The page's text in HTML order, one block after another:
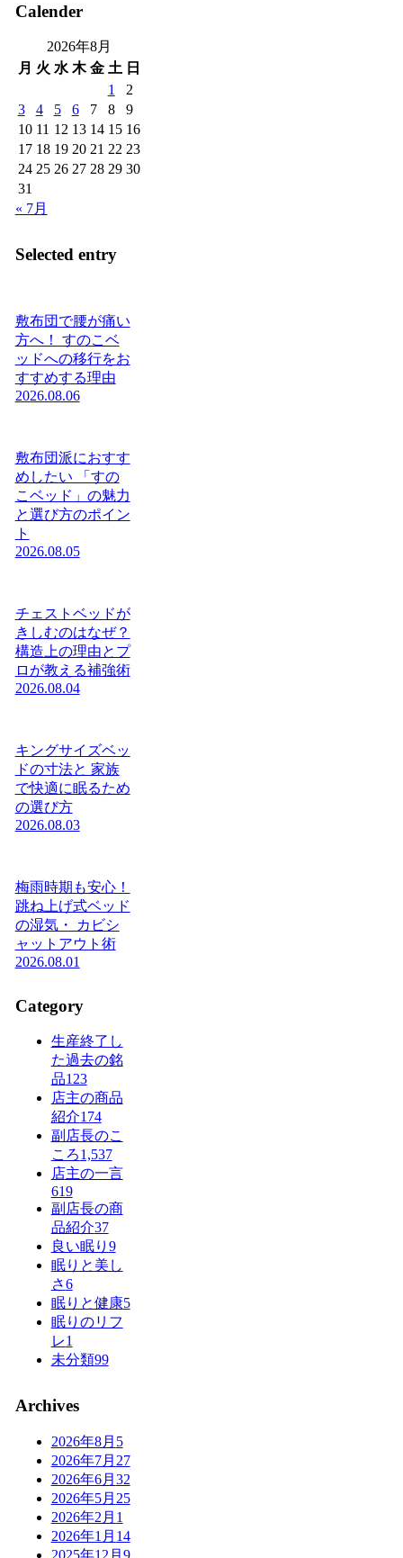
Calender
2026年8月
月 火 水 木 金 土 日
1
2
3
4 5 6 7 8
9
10 11 12 13 14 15 16
17 18 19 20 21 22 23
24 25 26 27 28 29 30
31
« 7月
Selected entry
敷布団で腰が痛い
方へ！ すのこベ
ッドへの移行をお
すすめする理由
2026.08.06
敷布団派におすす
めしたい 「すの
こベッド」の魅力
と選び方のポイン
ト
2026.08.05
チェストベッドが
きしむのはなぜ？
構造上の理由とプ
ロが教える補強術
2026.08.04
キングサイズベッ
ドの寸法と 家族
で快適に眠るため
の選び方
2026.08.03
梅雨時期も安心！
跳ね上げ式ベッド
の湿気・ カビシ
ャットアウト術
2026.08.01
Category
生産終了し
た過去の銘
品123
店主の商品
紹介174
副店長のこ
ころ1,537
店主の一言
619
副店長の商
品紹介37
良い眠り 9
眠りと美し
さ6
眠りと健康5
眠りのリフ
レ1
未分類99
Archives
2026年8月 5
2026年7月 27
2026年6月 32
2026年5月 25
2026年2月 1
2026年1月 14
2025年12月 9